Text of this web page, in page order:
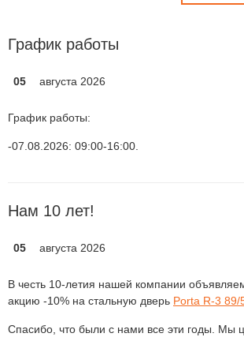
График работы
05 августа 2026
График работы:
07.08.2026: 09:00-16:00.
Нам 10 лет!
05 августа 2026
В честь 10-летия нашей компании
акцию -10% на стальную дверь Porta R-3 89/
Спасибо, что были с нами все эти годы. Мы